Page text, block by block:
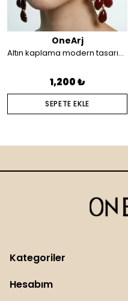
OneArj
Altın kaplama modern tasarım küpe
1,200 ₺
SEPETE EKLE
Kategoriler
Hesabım